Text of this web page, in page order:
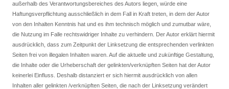
außerhalb des Verantwortungsbereiches des Autors liegen, würde eine
Haftungsverpflichtung ausschließlich in dem Fall in Kraft treten, in dem der Autor
von den Inhalten Kenntnis hat und es ihm technisch möglich und zumutbar wäre,
die Nutzung im Falle rechtswidriger Inhalte zu verhindern. Der Autor erklärt hiermit
ausdrücklich, dass zum Zeitpunkt der Linksetzung die entsprechenden verlinkten
Seiten frei von illegalen Inhalten waren. Auf die aktuelle und zukünftige Gestaltung,
die Inhalte oder die Urheberschaft der gelinkten/verknüpften Seiten hat der Autor
keinerlei Einfluss. Deshalb distanziert er sich hiermit ausdrücklich von allen
Inhalten aller gelinkten /verknüpften Seiten, die nach der Linksetzung verändert